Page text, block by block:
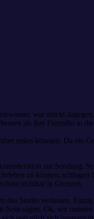
war strickt
als ihre Freundin in
reden könnten. Da ein
zur Sendung.
zu können,
sichtbar in Grenzen.
das Studio verlassen.
Nein sagen. Ok, wir